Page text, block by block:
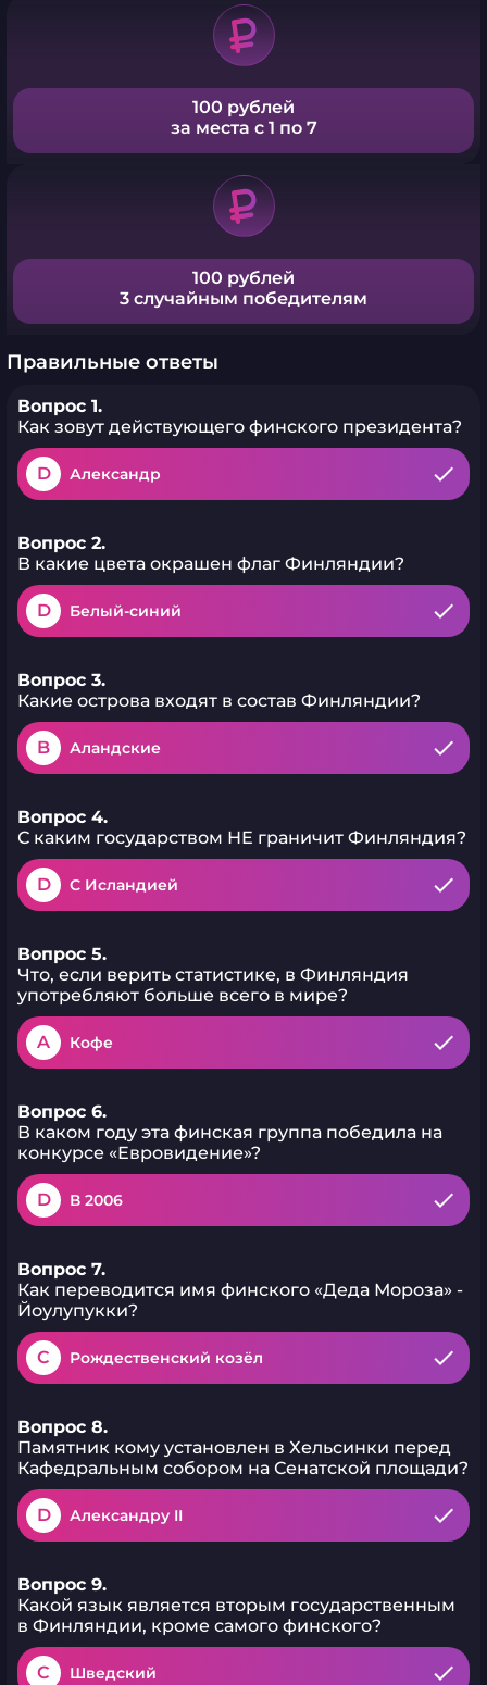
100 рублей
за места с 1 по 7
100 рублей
3 случайным победителям
Правильные ответы
Вопрос 1.
Как зовут действующего финского президента?
D Александр
Вопрос 2.
В какие цвета окрашен флаг Финляндии?
D Белый-синий
Вопрос 3.
Какие острова входят в состав Финляндии?
B Аландские
Вопрос 4.
С каким государством НЕ граничит Финляндия?
D С Исландией
Вопрос 5.
Что, если верить статистике, в Финляндия
употребляют больше всего в мире?
A Кофе
Вопрос 6.
В каком году эта финская группа победила на
конкурсе «Евровидение»?
D В 2006
Вопрос 7.
Как переводится имя финского «Деда Мороза» -
Йоулупукки?
C Рождественский козёл
Вопрос 8.
Памятник кому установлен в Хельсинки перед
Кафедральным собором на Сенатской площади?
D Александру II
Вопрос 9.
Какой язык является вторым государственным
в Финляндии, кроме самого финского?
C Шведский